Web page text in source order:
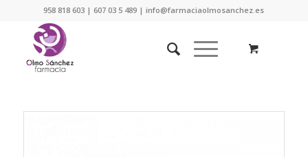
958 818 603 | 607 03 5 489 | info@farmaciaolmosanchez.es